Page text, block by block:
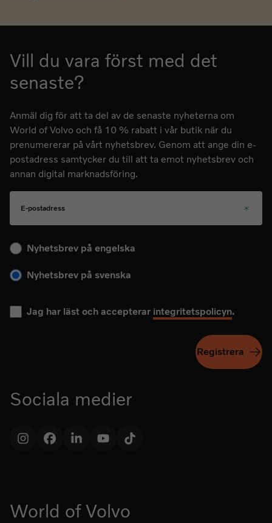
World of Volvo
Vill du vara först med det
senaste?
Anmäl dig för att ta del av de senaste nyheterna om
World of Volvo och få 10 % rabatt i vår butik när du
prenumererar på vårt nyhetsbrev. Genom att ange din e-
postadress samtycker du till att ta emot nyhetsbrev och
annan digital marknadsföring.
E-postadress
Välj ditt språk för kommande nyhetsbrev
Nyhetsbrev på engelska
Nyhetsbrev på svenska
Jag har läst och accepterar integritetspolicyn.
Registrera
Sociala medier
InstagramFacebookLinkedInYouTubeTikTok